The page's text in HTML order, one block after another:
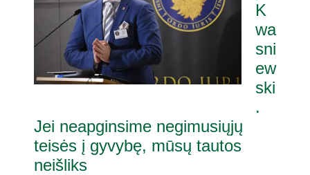
K
wa
sni
ew
ski
.
Jei neapginsime negimusiųjų
teisės į gyvybę, mūsų tautos
neišliks